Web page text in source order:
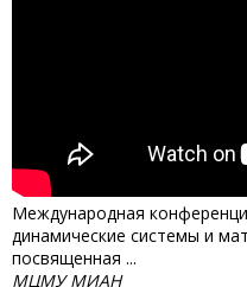
Международная
динамические системы и
посвященная ...
МЦМУ МИАН